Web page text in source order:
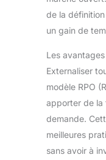
de la
un gain de
Les
Externaliser
modèle RPO
apporter de la
demande.
meilleures
sans avoir à